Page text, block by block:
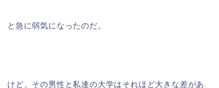
と急に弱気になったのだ。
けど、その男性と私達の大学はそれほど大きな差があ